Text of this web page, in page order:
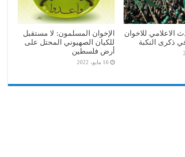
الاعلامي للاخوان
ذكرى النكبة
الإخوان المسلمون: لا مستقبل
للكيان الصهيوني المحتل على
أرض فلسطين
16 مايو، 2022